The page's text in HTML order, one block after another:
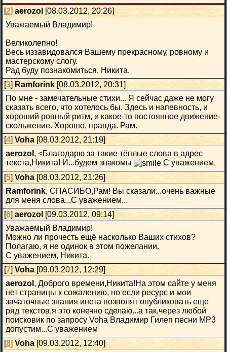
[2] aerozol [08.03.2012, 20:26]
Уважаемый Владимир!
Великолепно!
Весь иззавидовался Вашему прекрасному, ровному и
мастерскому слогу.
Рад буду познакомиться, Никита.
[3] Ramforink [08.03.2012, 20:31]
По мне - замечательные стихи... Я сейчас даже не могу
сказать всего, что хотелось бы. Здесь и напевность, и
хороший ровный ритм, и какое-то постоянное движение-
скольжение. Хорошо, правда. Рам.
[4] Voha [08.03.2012, 21:19]
aerozol , <Благодарю за такие тёплые слова в адрес
текста,Никита! И...будем знакомы
С уважением.
[5] Voha [08.03.2012, 21:26]
Ramforink, СПАСИБО,Рам! Вы сказали...очень важные
для меня слова...С уважением...
[6] aerozol [09.03.2012, 09:14]
Уважаемый Владимир!
Можно ли прочесть ещё насколько Ваших стихов?
Полагаю, я не одинок в этом пожелании.
С уважением, Никита.
[7] Voha [09.03.2012, 12:29]
aerozol , Доброго времени,Никита!На этом сайте у меня
нет страницы к сожалению, но если ресурс и мои
зачаточные знания инета позволят опубликовать еще
ряд текстов,я это конечно сделаю...а так,через любой
поисковик по запросу Voha Владимир Гилеп песни MP3
допустим...С уважением
[8] Voha [09.03.2012, 12:40]